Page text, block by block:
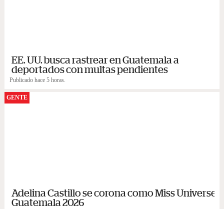
EE. UU. busca rastrear en Guatemala a
deportados con multas pendientes
Publicado hace 5 horas.
GENTE
Adelina Castillo se corona como Miss Universe
Guatemala 2026